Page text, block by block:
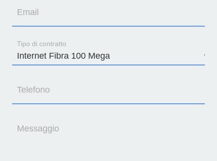
Email
Tipo di contratto
Telefono
Messaggio